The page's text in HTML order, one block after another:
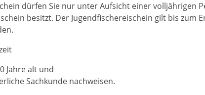
dürfen Sie nur unter Aufsicht einer volljährigen
besitzt. Der Jugendfischereischein gilt bis zum
Jahre alt und
Sachkunde nachweisen.